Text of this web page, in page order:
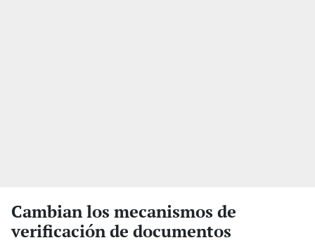
Cambian los mecanismos de
verificación de documentos